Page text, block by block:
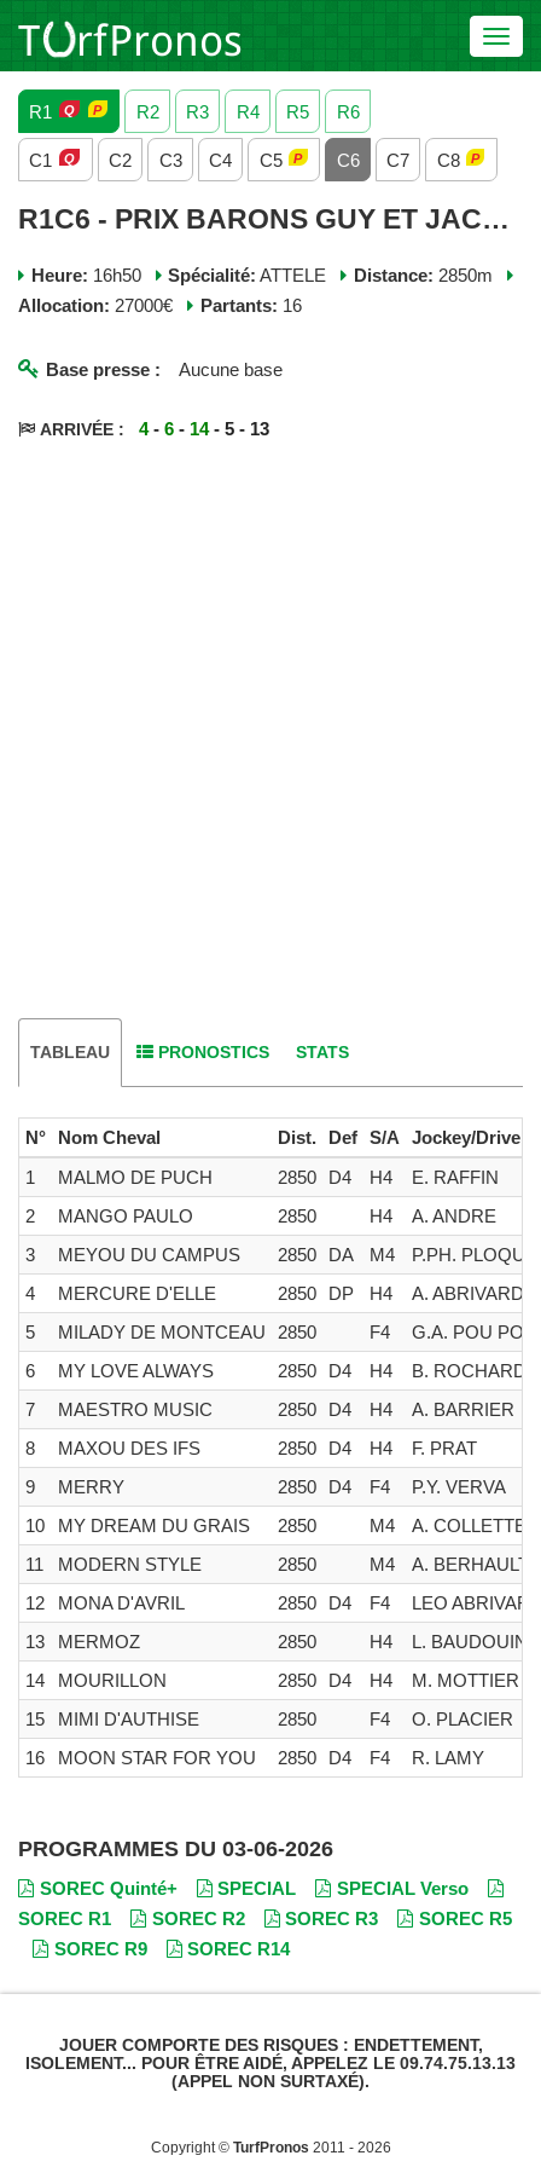
R1
R2 R3 R4 R5 R6
C1 C2 C3 C4 C5 C6 C7 C8
R1C6 - PRIX BARONS GUY ET JACQUES DE MEYNARD - MERCREDI 03 JUIN 2026
Heure: 16h50 Spécialité: ATTELE Distance: 2850m
Allocation: 27000€ Partants: 16
Base presse : Aucune base
ARRIVÉE : 4-6 - 14- 5 - 13
TABLEAU PRONOSTICS STATS
N° Nom Cheval Dist. Def S/A
Jockey/Driver
1
MALMO DE PUCH 2850 D4 H4
E. RAFFIN
2
MANGO PAULO 2850 H4
A. ANDRE
3
MEYOU DU CAMPUS 2850 DA M4
P.PH.
4
MERCURE D'ELLE 2850 DP H4
A. ABRIVARD
5
MILADY DE MONTCEAU 2850 F4
G.A. POU POU
6
MY LOVE ALWAYS 2850 D4 H4
B. ROCHARD
7
MAESTRO MUSIC 2850 D4 H4
A. BARRIER
8
MAXOU DES IFS 2850 D4 H4
F. PRAT
9
MERRY 2850 D4 F4
P.Y. VERVA
10
MY DREAM DU GRAIS 2850 M4
A. COLLETTE
11
MODERN STYLE 2850 M4
A. BERHAULT
12
MONA D'AVRIL 2850 D4 F4
LEO
13
MERMOZ 2850 H4
L. BAUDOUIN
14
MOURILLON 2850 D4 H4
M. MOTTIER
15
MIMI D'AUTHISE 2850 F4
O. PLACIER
16
MOON STAR FOR YOU 2850 D4 F4 R. LAMY
PROGRAMMES DU 03-06-2026
SOREC Quinté+ SPECIAL
SPECIAL Verso
SOREC R1
SOREC R2 SOREC R3
SOREC R5
SOREC R9
SOREC R14
JOUER COMPORTE DES RISQUES : ENDETTEMENT,
ISOLEMENT... POUR ÊTRE AIDÉ, APPELEZ LE 09.74.75.13.13
(APPEL NON SURTAXÉ).
Copyright © TurfPronos 2011 - 2026